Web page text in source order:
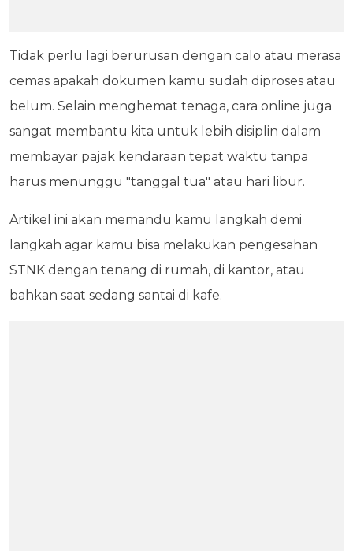
Tidak perlu lagi berurusan dengan calo atau merasa
cemas apakah dokumen kamu sudah diproses atau
belum. Selain menghemat tenaga, cara online juga
sangat membantu kita untuk lebih disiplin dalam
membayar pajak kendaraan tepat waktu tanpa
harus menunggu "tanggal tua" atau hari libur.
Artikel ini akan memandu kamu langkah demi
langkah agar kamu bisa melakukan pengesahan
STNK dengan tenang di rumah, di kantor, atau
bahkan saat sedang santai di kafe.